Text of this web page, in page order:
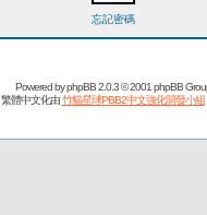
忘記密碼
Powered byphpBB2.0.3 © 2001 phpBB
繁體中文化由竹貓星球PBB2中文強化開發小組